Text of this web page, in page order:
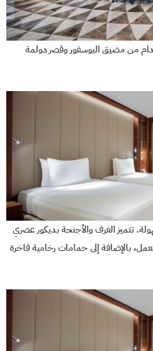
من مضيق البوسفور وقصر دولمة
تتميز الغرف والأجنحة بديكور عصري
بالإضافة إلى حمامات رخامية فاخرة